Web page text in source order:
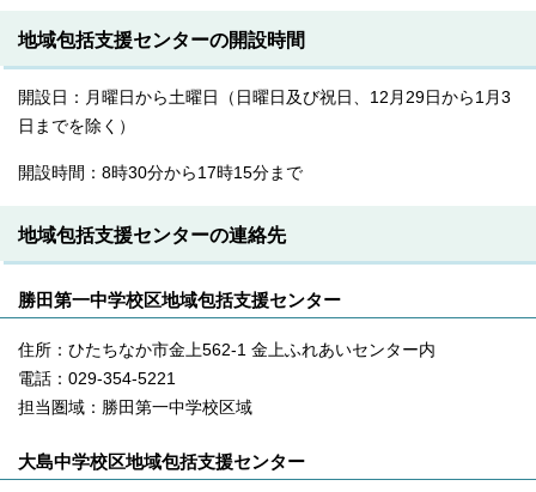
地域包括支援センターの開設時間
開設日：月曜日から土曜日（日曜日及び祝日、12月29日から1月3
日までを除く）
開設時間：8時30分から17時15分まで
地域包括支援センターの連絡先
勝田第一中学校区地域包括支援センター
住所：ひたちなか市金上562-1 金上ふれあいセンター内
電話：029-354-5221
担当圏域：勝田第一中学校区域
大島中学校区地域包括支援センター